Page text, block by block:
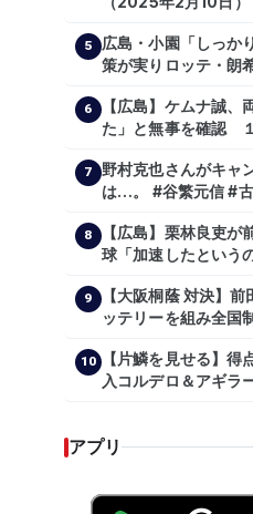
5
広島・小園「しっか
策が実りロッテ・朗
6
【広島】ケムナ誠、
た」と無事を確認
7
野村克也さんがキャ
は…。 #谷繁元信 #
8
【広島】栗林良吏
球「加速したという
9
【大阪桐蔭 対決】
ッテリーを組み全国
10
【片鱗を見せる】得
入コルデロ＆アギラ
アプリ